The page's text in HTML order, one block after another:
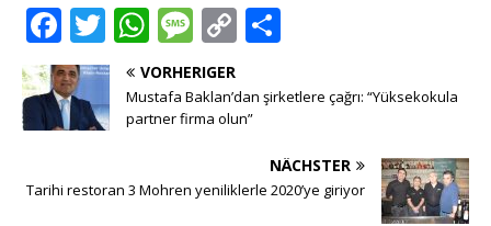
F
a
c
e
o
T
w
it
te
W
h
at
s
p
M
e
ss
a
e
C
p
y
n
le
VORHERIGER
Mustafa Baklan’dan şirketlere çağrı: “Yüksekokula
partner firma olun”
NÄCHSTER
Tarihi restoran 3 Mohren yeniliklerle 2020’ye giriyor